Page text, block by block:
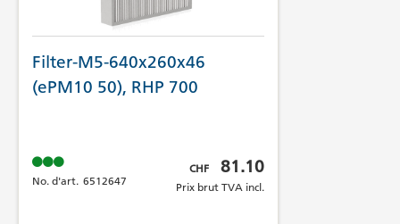
Filter-M5-640x260x46
(ePM10 50), RHP 700
Prix brut TVA incl.
CHF 81.10
Prix brut TVA incl.
No. d'art. 6512647